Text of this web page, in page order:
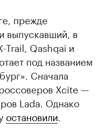
прежде
выпускавший, в
Trail, Qashqai и
под названием
Сначала
Xcite —
Lada. Однако
остановили.